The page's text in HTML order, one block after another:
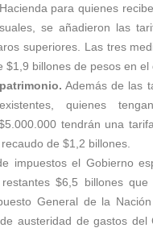
para quienes
se añadieron las
superiores. Las tres
$1,9 billones de pesos en el
Además de las
quienes tengan
tendrán una
de $1,2 billones.
impuestos el Gobierno
$6,5 billones que
General de la
austeridad de gastos del